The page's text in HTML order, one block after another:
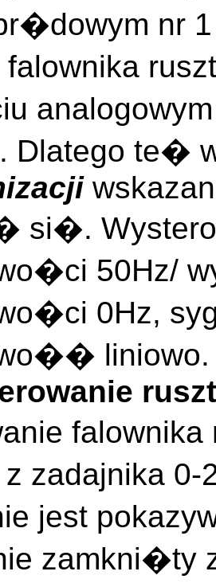
nr
falownika
. Dlatego te�
si�.
50Hz/
0Hz,
liniowo.
zadajnika 0-
jest
zamkni�ty